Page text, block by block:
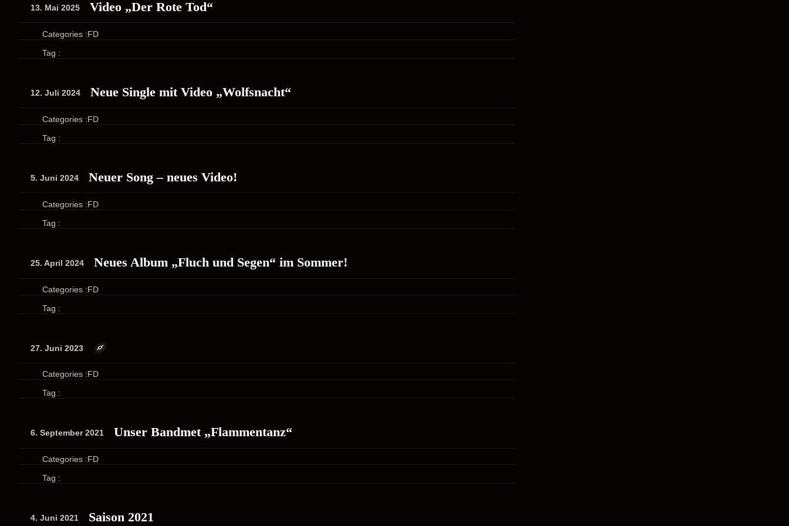
13. Mai 2025 Video „Der Rote Tod“
Categories :FD
Tag :
12. Juli 2024 Neue Single mit Video „Wolfsnacht“
Categories :FD
Tag :
5. Juni 2024 Neuer Song – neues Video!
Categories :FD
Tag :
25. April 2024 Neues Album „Fluch und Segen“ im Sommer!
Categories :FD
Tag :
27. Juni 2023
i
l
e
Categories :FD
Tag :
6. September 2021 Unser Bandmet „Flammentanz“
Categories :FD
Tag :
4. Juni 2021 Saison 2021